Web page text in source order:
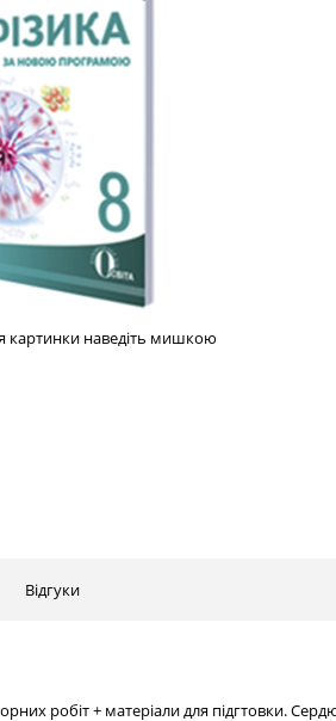
картинки наведіть мишкою
Відгуки
робіт + матеріали для підгтовки.